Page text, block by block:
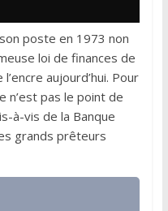
poste en 1973 non
loi de finances de
aujourd’hui. Pour
n’est pas le point de
à-vis de la Banque
grands prêteurs